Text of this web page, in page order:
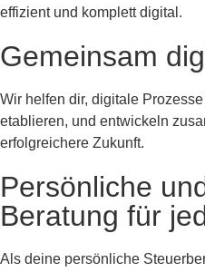
effizient und komplett digital.
Gemeinsam
Wir helfen dir, digitale
etablieren, und entwickeln
erfolgreichere Zukunft.
Persönliche
Beratung für
Als deine persönliche